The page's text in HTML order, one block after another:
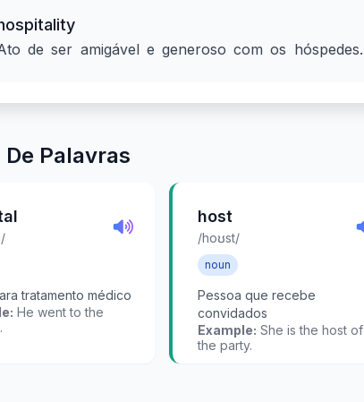
de ser amigável e generoso com os hóspedes.
De Palavras
tratamento médico
He went to the
host
/hoʊst/
noun
Pessoa que recebe
convidados
Example: She is the host of
the party.